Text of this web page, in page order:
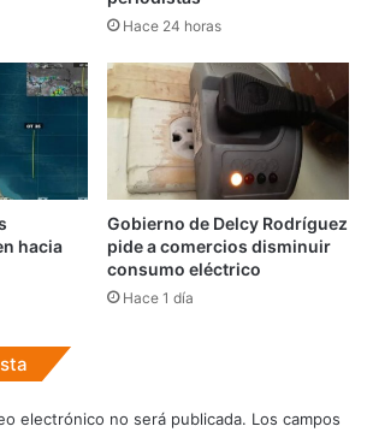
Hace 24 horas
hacia
Gobierno de Delcy Rodríguez
pide a comercios disminuir
consumo eléctrico
Hace 1 día
electrónico no será publicada. Los campos